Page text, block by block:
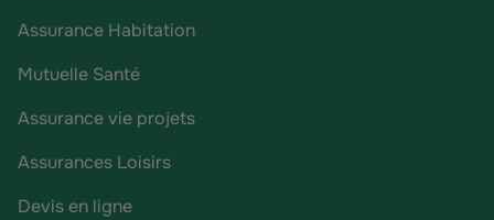
Assurance Habitation
Mutuelle Santé
Assurance vie projets
Assurances Loisirs
Devis en ligne